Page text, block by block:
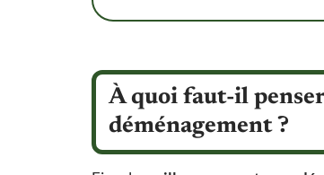
À quoi faut-il
déménagement ?